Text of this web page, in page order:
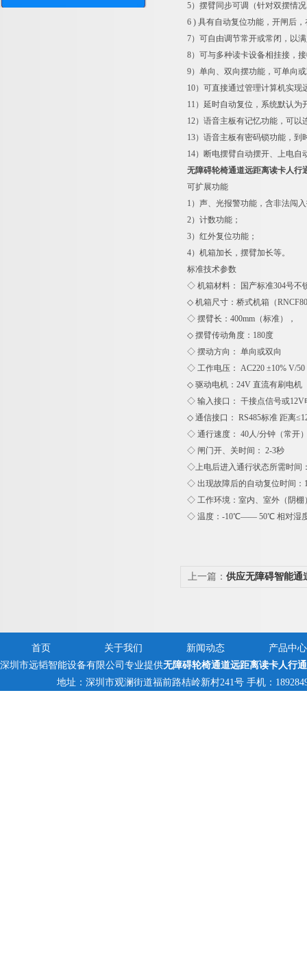
闸机
5）摆臂同步可调（针对双摆情
6 ) 具有自动复位功能，开闸后
7）可自由调节常开或常闭，以
8）可与多种读卡设备相挂接，
9）单向、双向摆功能，可单向
10）可直接通过管理计算机实现
11）延时自动复位，系统默认为
12）语音主板有记忆功能，可以
13）语音主板有密码锁功能，
14）断电摆臂自动摆开、上电自
无障碍轮椅通道远距离读卡人行
可扩展功能
1）声、光报警功能，含非法闯
2）计数功能；
3）红外复位功能；
4）机箱加长，摆臂加长等。
标准技
◇ 机箱材料： 国产标准304号不
◇ 机箱尺寸：桥式机箱（
◇ 摆臂长：400mm（标准），
◇ 摆臂传动角度：180度
◇ 摆动方向： 单向或双向
◇ 工作电压： AC220 ±10% V/50
◇ 驱动电机：24V 直流有刷电机
◇ 输入接口： 干接点信号或12V
◇ 通信接口： RS485标准 距离
◇ 通行速度： 40人/分钟（常开
◇ 闸门开、关时间： 2-3秒
◇上电后进入通行状态所需时间
◇ 出现故障后的自动复位时间：
◇ 工作环境：室内、室外（阴棚
◇ 温度：-10℃—— 50℃ 相对湿度
上一篇： 供应无障碍智能通
首页 关于我们 新闻动态
产品中心
深圳市远韬智能设备有限公司专业提供无障碍轮椅通道远距离读卡人行
地址：深圳市观澜街道福前路桔岭新村241号 手机：